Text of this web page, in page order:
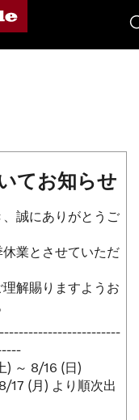
てお知らせ
誠にありがとうご
業とさせていただ
解賜りますようお
) ～ 8/16 (日)
17 (月) より順次出